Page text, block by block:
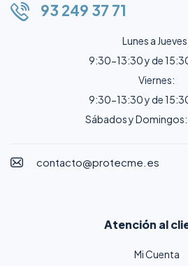
93 249 37 71
Lunes a Jueves
9:30-13:30 y de
Viernes:
9:30-13:30 y de
Sábados y
contacto@protecme.es
Atención al
Mi Cuenta